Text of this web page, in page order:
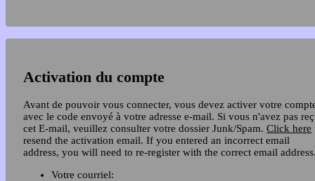
Activation du compte
Avant de pouvoir vous connecter, vous devez activer votre
avec le code envoyé à votre adresse e-mail. Si vous n'avez pas
cet E-mail, veuillez consulter votre dossier Junk/Spam. Click here
resend the activation email. If you entered an incorrect email
address, you will need to re-register with the correct email
Votre courriel: